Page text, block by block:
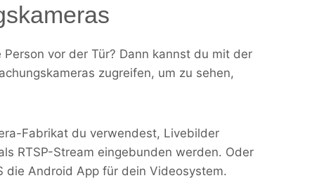
vor der Tür? Dann kannst du mit der
zugreifen, um zu sehen,
Fabrikat du verwendest, Livebilder
RTSP-Stream eingebunden werden. Oder
die Android App für dein Videosystem.